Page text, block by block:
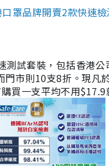
罩品牌開賣2款快速
測試套裝，包括香港
門市則10支8折。現
買一支平均不用$17.9